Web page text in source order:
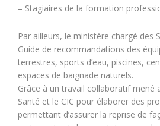
– Stagiaires de la formation
Par ailleurs, le ministère chargé des
Guide de recommandations des
terrestres, sports d’eau, piscines,
espaces de baignade naturels.
Grâce à un travail collaboratif mené
Santé et le CIC pour élaborer des
permettant d’assurer la reprise de